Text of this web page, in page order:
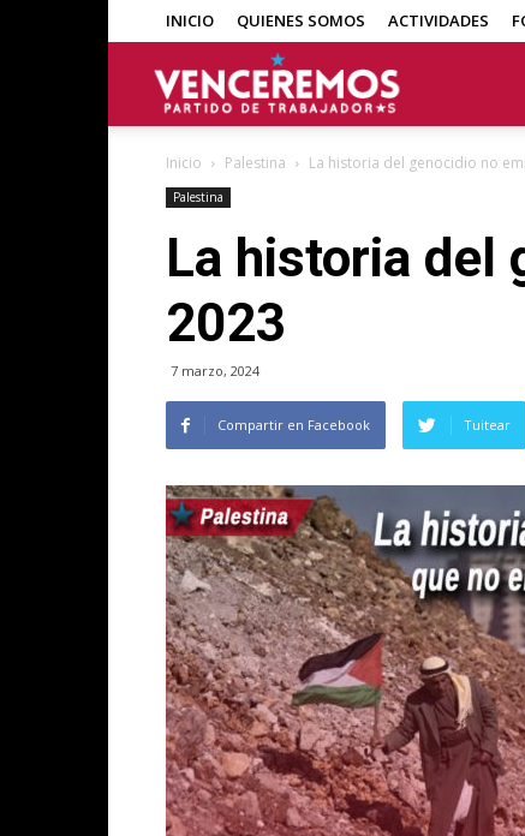
INICIO QUIENES SOMOS ACTIVIDADES
Inicio Palestina La historia del genocidio no
Palestina
La historia del
2023
7 marzo, 2024
Compartir en Facebook Tuitear